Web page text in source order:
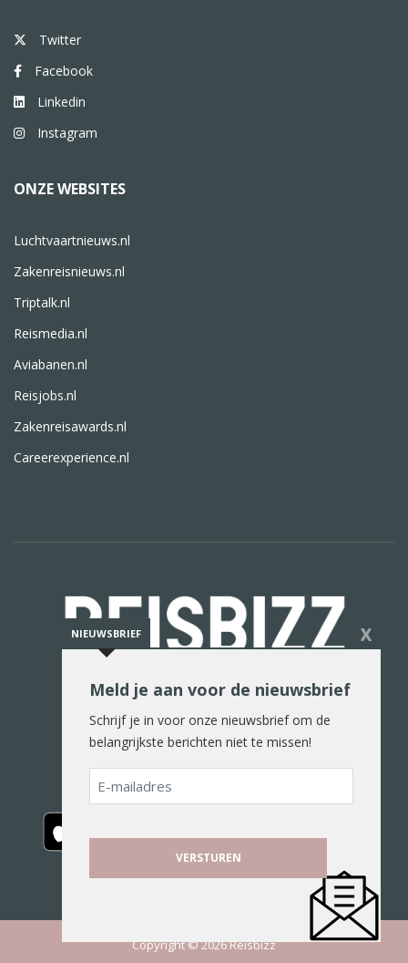
Twitter
Facebook
Linkedin
Instagram
ONZE WEBSITES
Luchtvaartnieuws.nl
Zakenreisnieuws.nl
Triptalk.nl
Reismedia.nl
Aviabanen.nl
Reisjobs.nl
Zakenreisawards.nl
Careerexperience.nl
De reiswereld in woord en beeld
Copyright © 2026 Reisbizz
NIEUWSBRIEF X
Meld je aan voor de nieuwsbrief
Schrijf je in voor onze nieuwsbrief om de
belangrijkste berichten niet te missen!
E-
mailadres